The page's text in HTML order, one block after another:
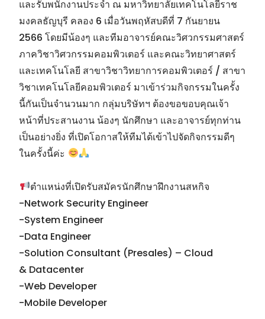
ประชาสัมพันธ์ข่าวสาร การรับนักศึกษาฝึกงานสหกิจ
และรับพนักงานประจำ ณ มหาวิทยาลัยเทคโนโลยีราช
มงคลธัญบุรี คลอง 6 เมื่อวันพฤหัสบดีที่ 7 กันยายน
2566 โดยมีน้องๆ และทีมอาจารย์คณะวิศวกรรมศาสตร์
ภาควิชาวิศวกรรมคอมพิวเตอร์ และคณะวิทยาศาสตร์
และเทคโนโลยี สาขาวิชาวิทยาการคอมพิวเตอร์ / สาขา
วิชาเทคโนโลยีคอมพิวเตอร์ มาเข้าร่วมกิจกรรมในครั้ง
นี้กันเป็นจำนวนมาก กลุ่มบริษัทฯ ต้องขอขอบคุณเจ้า
หน้าที่ประสานงาน น้องๆ นักศึกษา และอาจารย์ทุกท่าน
เป็นอย่างยิ่ง ที่เปิดโอกาสให้ทีมได้เข้าไปจัดกิจกรรมดีๆ
ตำแหน่งที่เปิดรับสมัครนักศึกษาฝึกงานสหกิจ
-Network Security Engineer
-System Engineer
-Data Engineer
-Solution Consultant (Presales) – Cloud
& Datacenter
-Web Developer